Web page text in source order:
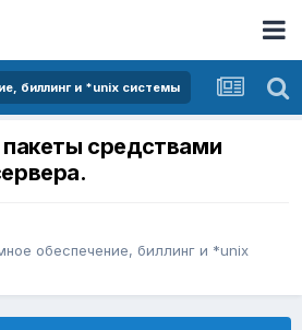
биллинг и *unix системы
средствами
обеспечение, биллинг и *unix